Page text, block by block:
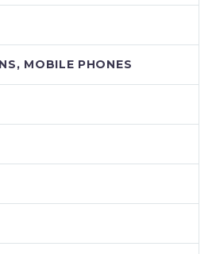
MOBILE PHONES